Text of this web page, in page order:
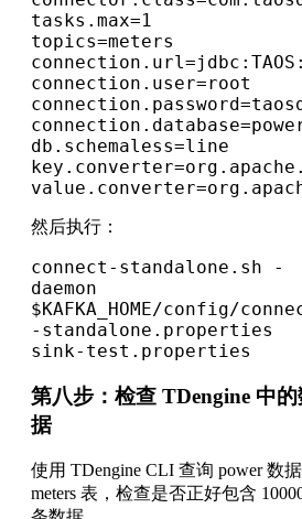
tasks.max=1
topics=meters
connection.user=root
db.schemaless=line
然后执行：
connect-standalone.sh -
daemon
$KAFKA_HOME/config/
-standalone.properties
sink-test.properties
第八步：检查 TDengine 中的
据
使用 TDengine CLI 查询 power 数
meters 表，检查是否正好包含